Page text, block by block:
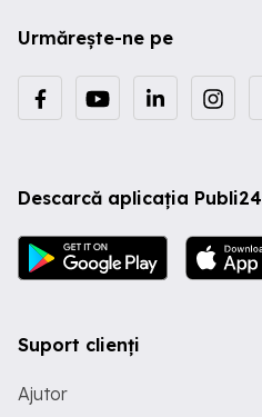
Urmărește-ne pe
Descarcă aplicația Publi24
Suport clienți
Ajutor